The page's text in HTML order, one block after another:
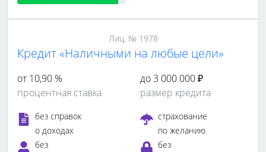
Лиц. № 1978
Кредит «Наличными на любые цели»
от 10,90 %
процентная ставка
до 3 000 000 ₽
размер кредита
без справок
о доходах
страхование
по желанию
без
без